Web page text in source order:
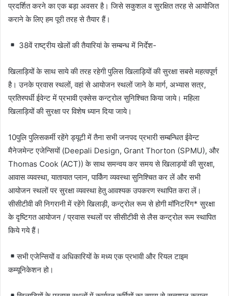
प्रदर्शित करने का एक बड़ा अवसर है। जिसे सकुशल व सुरक्षित तरह से आयोजित
कराने के लिए हम पूरी तरह से तैयार हैं।
38वें राष्ट्रीय खेलों की तैयारियां के सम्बन्ध में निर्देश-
खिलाड़ियों के साथ साये की तरह रहेगी पुलिस खिलाड़ियों की सुरक्षा सबसे महत्वपूर्ण
है। उनके प्रवास स्थलों, वहां से आयोजन स्थलों जाने के मार्ग, अभ्यास सत्र,
प्रतिस्पर्धी ईवेन्ट में प्रभावी एक्सेस कन्ट्रोल सुनिश्चित किया जाये। महिला
खिलाड़ियों की सुरक्षा पर विशेष ध्यान दिया जाये।
10पुलि पुलिसकर्मी रहेंगे ड्यूटी में तैना सभी जनपद प्रभारी सम्बन्धित ईवेन्ट
मैनेजमेन्ट एजेन्सियों (Deepali Design, Grant Thorton (SPMU), और
Thomas Cook (ACT)) के साथ समन्वय कर समय से खिलाड़यों की सुरक्षा,
आवास व्यवस्था, यातायात प्लान, पार्किंग व्यवस्था सुनिश्चित कर लें और सभी
आयोजन स्थलों पर सुरक्षा व्यवस्था हेतु आवश्यक उपकरण स्थापित करा लें।
सीसीटीवी की निगरानी में रहेंगे खिलाड़ी, कन्ट्रोल रूम से होगी मॉनिटरिंग* सुरक्षा
के दृष्टिगत आयोजन / प्रवास स्थलों पर सीसीटीवी से लैस कन्ट्रोल रूम स्थापित
किये गये हैं।
सभी एजेन्सियों व अधिकारियों के मध्य एक प्रभावी और रियल टाइम
कम्यूनिकेशन हो।